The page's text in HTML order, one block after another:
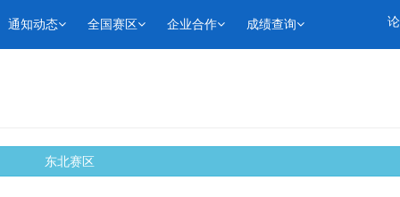
通知动态 全国赛区 企业合作 成绩查询
东北赛区